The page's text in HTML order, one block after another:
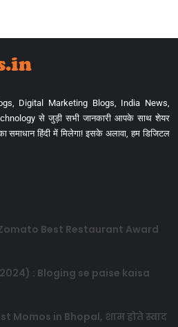
Digital Marketing Blogs, India News,
से जुड़ी सभी जानकारी आपके साथ शेयर
हिंदी में मिलेगा! इसके अलावा, हम डिजिटल
Best Restaurant Award
: Bloging se paise kaisa
Momos in Bhopal, शाम होते स्वाद